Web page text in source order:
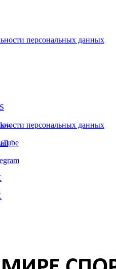
персональных данных
персональных данных